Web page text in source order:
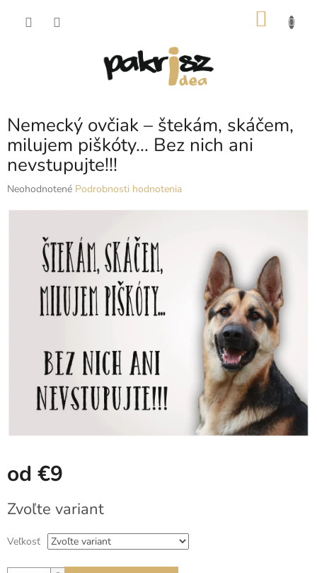
Nemecký ovčiak – štekám, skáčem,
milujem piškóty… Bez nich ani
nevstupujte!!!
Priemerné
hviezdičiek.
Neohodnotené Podrobnosti hodnotenia
od €9
cena:
Zvoľte variant
Veľkosť